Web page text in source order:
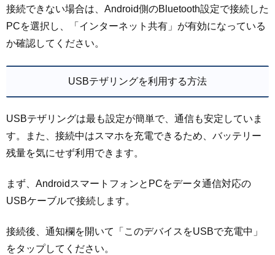
接続できない場合は、Android側のBluetooth設定で接続した
PCを選択し、「インターネット共有」が有効になっている
か確認してください。
USBテザリングを利用する方法
USBテザリングは最も設定が簡単で、通信も安定していま
す。また、接続中はスマホを充電できるため、バッテリー
残量を気にせず利用できます。
まず、AndroidスマートフォンとPCをデータ通信対応の
USBケーブルで接続します。
接続後、通知欄を開いて「このデバイスをUSBで充電中」
をタップしてください。